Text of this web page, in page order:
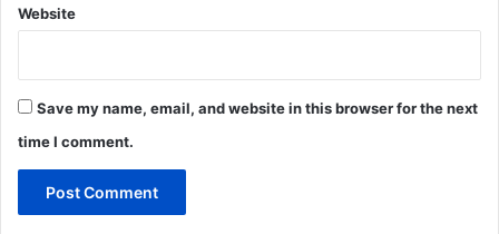
Website
Save my name, email, and website in this browser for the next
time I comment.